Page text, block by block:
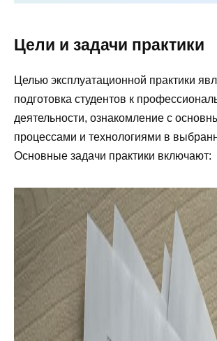
Цели и задачи практики
Целью эксплуатационной практики
подготовка студентов к
деятельности, ознакомление с
процессами и технологиями в
Основные задачи практики включают: